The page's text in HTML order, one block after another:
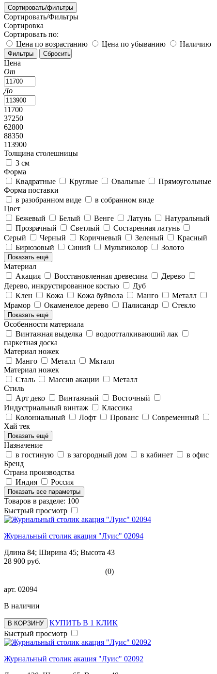
Сортировать/фильтры
Сортировать/Фильтры
Сортировка
Сортировать по:
Цена по возрастанию
Цена по убыванию Наличию
Цена
От
До
11700
37250
62800
88350
113900
Толщина столешницы
3 см
Форма
Квадратные
Круглые Овальные
Прямоугольные
Форма поставки
в разобранном виде
в собранном виде
Цвет
Бежевый
Белый Венге Латунь
Натуральный
Прозрачный
Светлый
Состаренная латунь
Серый
Черный Коричневый Зеленый
Красный
Бирюзовый
Синий Мультиколор Золото
Показать ещё
Материал
Акация
Восстановленная древесина
Дерево
Дерево, инкрустированное костью
Дуб
Клен
Кожа Кожа буйвола Манго
Металл
Мрамор
Окаменелое дерево Палисандр Стекло
Показать ещё
Особенности материала
Винтажная выделка
водоотталкиваюший лак
паркетная доска
Материал ножек
Манго
Металл
Мкталл
Материал ножек
Cталь
Массив акации
Металл
Стиль
Арт деко
Винтажный
Восточный
Индустриальный винтаж
Классика
Колониальный
Лофт Прованс
Современный
Хай тек
Показать ещё
Назначение
в гостиную
в загородный дом в кабинет
в офис
Бренд
Страна производства
Индия
Россия
Показать все параметры
Товаров в разделе: 100
Быстрый просмотр
Журнальный столик акация "Луис" 02094
Длина 84; Ширина 45; Высота 43
28 900 руб.
(0)
арт. 02094
В наличии
В КОРЗИНУ
КУПИТЬ В 1 КЛИК
Быстрый просмотр
Журнальный столик акация "Луис" 02092